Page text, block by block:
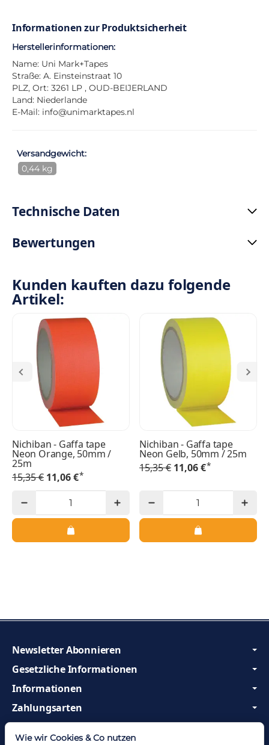
Informationen zur Produktsicherheit
Herstellerinformationen:
Name: Uni Mark+Tapes
Straße: A. Einsteinstraat 10
PLZ, Ort: 3261 LP , OUD-BEIJERLAND
Land: Niederlande
E-Mail: info@unimarktapes.nl
Versandgewicht:
0,44 kg
Technische Daten
Bewertungen
Kunden kauften dazu folgende
Artikel:
Nichiban - Gaffa tape
Neon Orange, 50mm /
25m
15,35 € 11,06 €*
Nichiban - Gaffa tape
Neon Gelb, 50mm / 25m
15,35 € 11,06 €*
Gesetzliche Informationen
Informationen
Zahlungsarten
Wir sind Profis und beraten Sie gerne!
Newsletter Abonnieren
Wie wir Cookies & Co nutzen